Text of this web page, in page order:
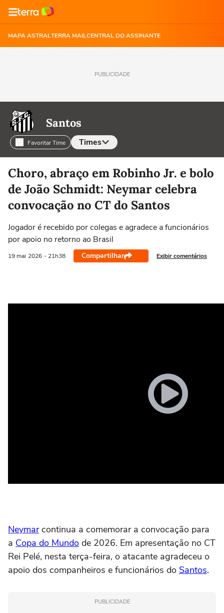
MAPA ASTRALTERRA MAILCENTRAL DO ASSINANTE
PUBLICIDADE
Santos
Favoritar Time Times
Selecione o time para ver as notícias
Choro, abraço em Robinho Jr. e bolo
de João Schmidt: Neymar celebra
convocação no CT do Santos
Jogador é recebido por colegas e agradece a funcionários
por apoio no retorno ao Brasil
19 mai 2026 - 21h38 Compartilhar Exibir comentários
Neymarcontinua a comemorar a convocação para
a Copa do Mundo de 2026. Em apresentação no CT
Rei Pelé, nesta terça-feira, o atacante agradeceu o
apoio dos companheiros e funcionários do Santos.
PUBLICIDADE